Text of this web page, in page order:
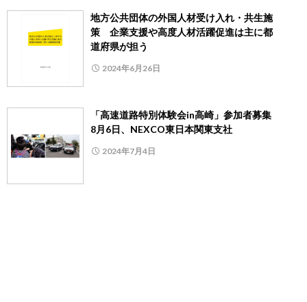
地方公共団体の外国人材受け入れ・共生施
策 企業支援や高度人材活躍促進は主に都
道府県が担う
2024年6月26日
「高速道路特別体験会in高崎」参加者募集
8月6日、NEXCO東日本関東支社
2024年7月4日